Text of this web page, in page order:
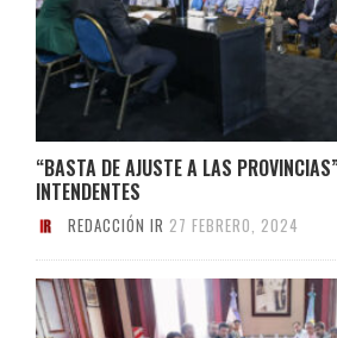
“BASTA DE AJUSTE A LAS
INTENDENTES
REDACCIÓN IR 27 FEBRERO, 2024